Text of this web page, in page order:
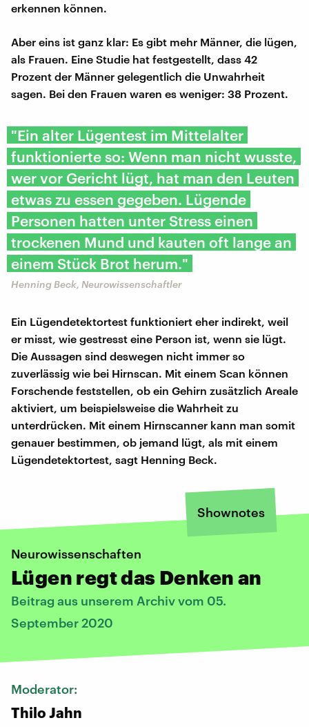
erkennen können.
Aber eins ist ganz klar: Es gibt mehr Männer, die lügen,
als Frauen. Eine Studie hat festgestellt, dass 42
Prozent der Männer gelegentlich die Unwahrheit
sagen. Bei den Frauen waren es weniger: 38 Prozent.
"Ein alter Lügentest im Mittelalter
funktionierte so: Wenn man nicht wusste,
wer vor Gericht lügt, hat man den Leuten
etwas zu essen gegeben. Lügende
Personen hatten unter Stress einen
trockenen Mund und kauten oft lange an
einem Stück Brot herum."
Henning Beck, Neurowissenschaftler
Ein Lügendetektortest funktioniert eher indirekt, weil
er misst, wie gestresst eine Person ist, wenn sie lügt.
Die Aussagen sind deswegen nicht immer so
zuverlässig wie bei Hirnscan. Mit einem Scan können
Forschende feststellen, ob ein Gehirn zusätzlich Areale
aktiviert, um beispielsweise die Wahrheit zu
unterdrücken. Mit einem Hirnscanner kann man somit
genauer bestimmen, ob jemand lügt, als mit einem
Lügendetektortest, sagt Henning Beck.
Shownotes
Neurowissenschaften
Lügen regt das Denken an
Beitrag aus unserem Archiv vom 05.
September 2020
Moderator:
Thilo Jahn